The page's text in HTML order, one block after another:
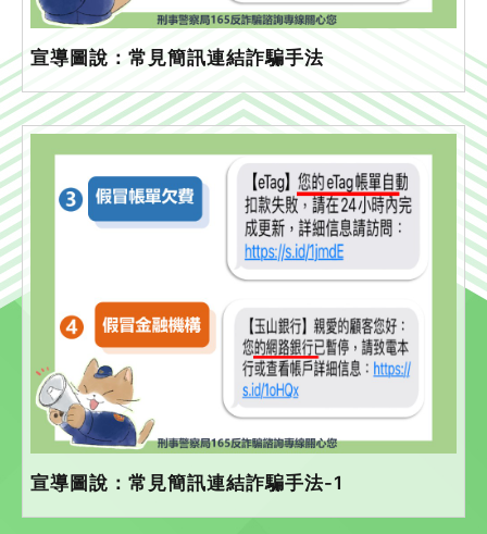
宣導圖說：常見簡訊連結詐騙手法
宣導圖說：常見簡訊連結詐騙手法-1